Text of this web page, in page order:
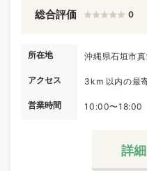
総合評価 0
所在地 沖縄県石垣市
アクセス 3km 以内の最
営業時間 10:00〜18:00
詳